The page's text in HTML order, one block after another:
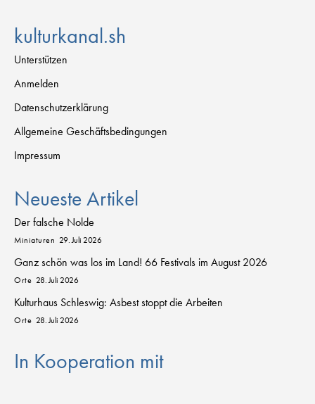
kulturkanal.sh
Unterstützen
Anmelden
Datenschutzerklärung
Allgemeine Geschäftsbedingungen
Impressum
Neueste Artikel
Der falsche Nolde
Miniaturen 29. Juli 2026
Ganz schön was los im Land! 66 Festivals im August 2026
Orte 28. Juli 2026
Kulturhaus Schleswig: Asbest stoppt die Arbeiten
Orte 28. Juli 2026
In Kooperation mit